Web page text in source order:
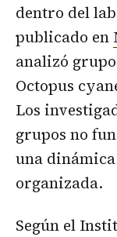
dentro del
publicado en
analizó
Octopus
Los
grupos no
una
organizada.
Según el